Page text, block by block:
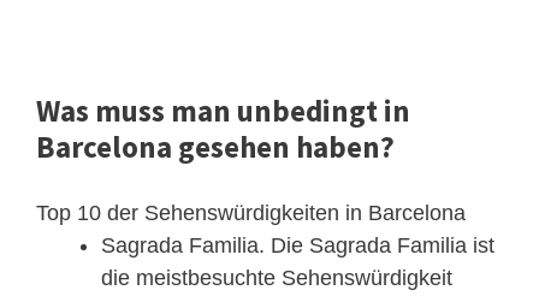
Was muss man unbedingt in
Barcelona gesehen haben?
Top 10 der Sehenswürdigkeiten in Barcelona
Sagrada Familia. Die Sagrada Familia ist
die meistbesuchte Sehenswürdigkeit